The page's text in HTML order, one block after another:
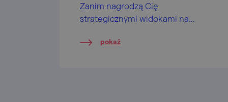
Zanim nagrodzą Cię
strategicznymi widokami na
dostać porządnej zadyszki. 100x
pokaż